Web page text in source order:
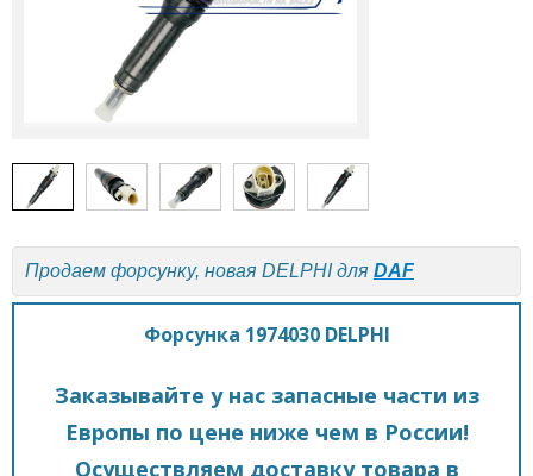
Продаем форсунку, новая DELPHI для DAF
Форсунка 1974030 DELPHI
Заказывайте у нас запасные части из
Европы по цене ниже чем в России!
Осуществляем доставку товара в